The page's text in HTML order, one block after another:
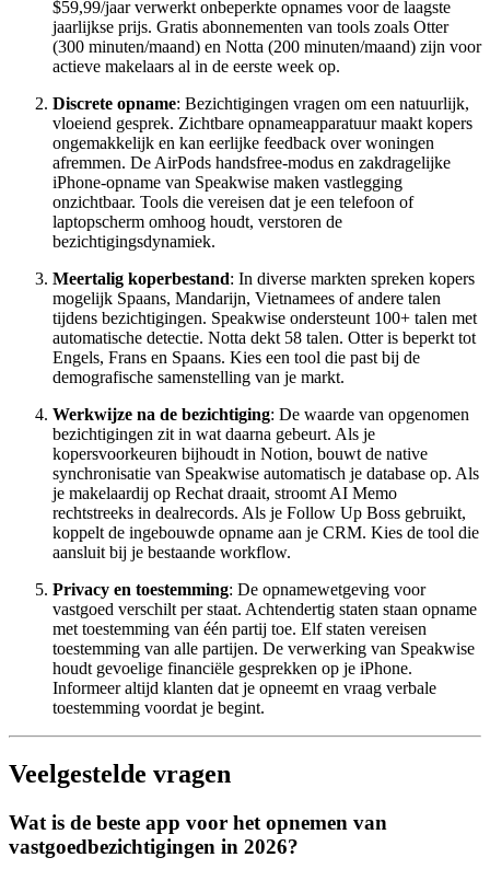
$59,99/jaar verwerkt onbeperkte opnames voor de laagste
jaarlijkse prijs. Gratis abonnementen van tools zoals Otter
(300 minuten/maand) en Notta (200 minuten/maand) zijn voor
actieve makelaars al in de eerste week op.
Discrete opname: Bezichtigingen vragen om een natuurlijk,
vloeiend gesprek. Zichtbare opnameapparatuur maakt kopers
ongemakkelijk en kan eerlijke feedback over woningen
afremmen. De AirPods handsfree-modus en zakdragelijke
iPhone-opname van Speakwise maken vastlegging
onzichtbaar. Tools die vereisen dat je een telefoon of
laptopscherm omhoog houdt, verstoren de
bezichtigingsdynamiek.
Meertalig koperbestand: In diverse markten spreken kopers
mogelijk Spaans, Mandarijn, Vietnamees of andere talen
tijdens bezichtigingen. Speakwise ondersteunt 100+ talen met
automatische detectie. Notta dekt 58 talen. Otter is beperkt tot
Engels, Frans en Spaans. Kies een tool die past bij de
demografische samenstelling van je markt.
Werkwijze na de bezichtiging: De waarde van opgenomen
bezichtigingen zit in wat daarna gebeurt. Als je
kopersvoorkeuren bijhoudt in Notion, bouwt de native
synchronisatie van Speakwise automatisch je database op. Als
je makelaardij op Rechat draait, stroomt AI Memo
rechtstreeks in dealrecords. Als je Follow Up Boss gebruikt,
koppelt de ingebouwde opname aan je CRM. Kies de tool die
aansluit bij je bestaande workflow.
Privacy en toestemming: De opnamewetgeving voor
vastgoed verschilt per staat. Achtendertig staten staan opname
met toestemming van één partij toe. Elf staten vereisen
toestemming van alle partijen. De verwerking van Speakwise
houdt gevoelige financiële gesprekken op je iPhone.
Informeer altijd klanten dat je opneemt en vraag verbale
toestemming voordat je begint.
Veelgestelde vragen
Wat is de beste app voor het opnemen van
vastgoedbezichtigingen in 2026?